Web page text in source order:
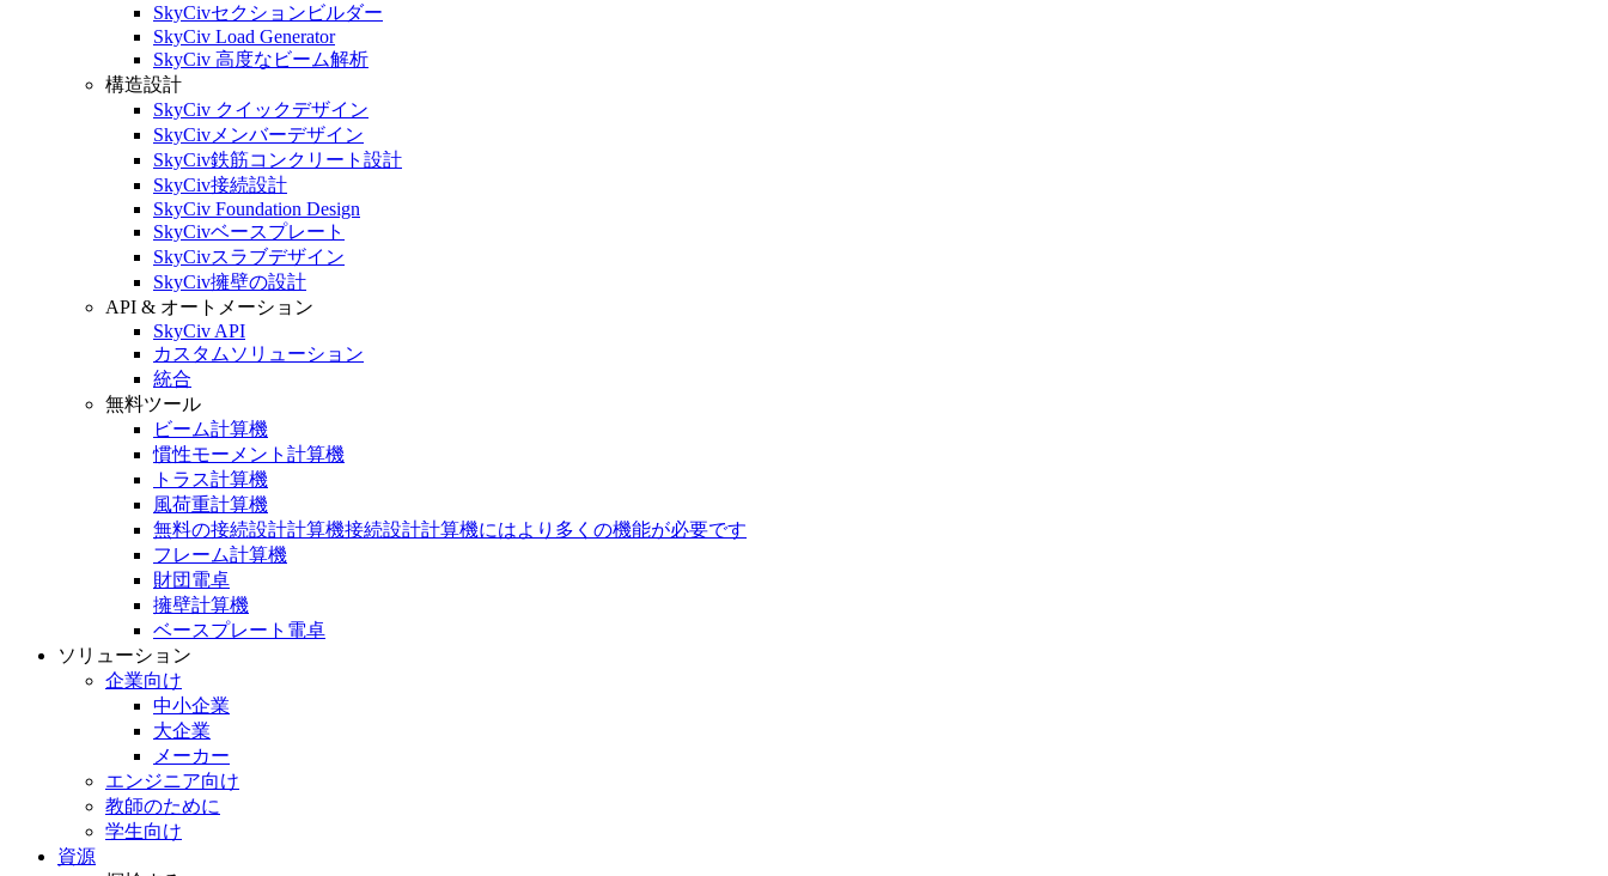
SkyCivセクションビルダー
SkyCiv Load Generator
SkyCiv 高度なビーム解析
構造設計
SkyCiv クイックデザイン
SkyCivメンバーデザイン
SkyCiv鉄筋コンクリート設計
SkyCiv接続設計
SkyCiv Foundation Design
SkyCivベースプレート
SkyCivスラブデザイン
SkyCiv擁壁の設計
API & オートメーション
SkyCiv API
カスタムソリューション
統合
無料ツール
ビーム計算機
慣性モーメント計算機
トラス計算機
風荷重計算機
無料の接続設計計算機接続設計計算機にはより多くの機能が必要です
フレーム計算機
財団電卓
擁壁計算機
ベースプレート電卓
ソリューション
企業向け
中小企業
大企業
メーカー
エンジニア向け
教師のために
学生向け
資源